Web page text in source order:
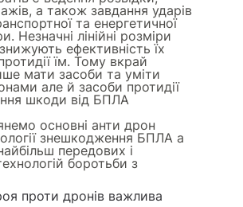
а також завдання ударів
та енергетичної
Незначні лінійні розміри
ефективність їх
їм. Тому вкрай
мати засоби та уміти
але й засоби протидії
шкоди від БПЛА
основні анти дрон
знешкодження БПЛА а
передових і
боротьби з
проти дронів важлива